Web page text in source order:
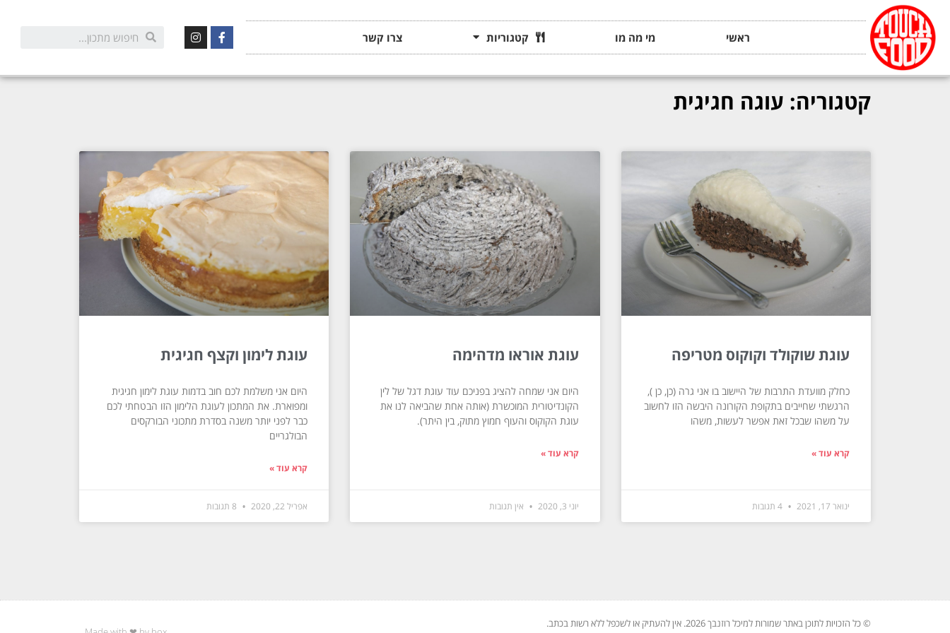
ראשי מי מה מו קטגוריות צרו קשר
קטגוריה: עוגה חגיגית
עוגת שוקולד וקוקוס מטריפה
כחלק מוועדת התרבות של היישוב בו אני גרה (כן, כן ),
הרגשתי שחייבים בתקופת הקורונה היבשה הזו לחשוב
על משהו שבכל זאת אפשר לעשות, משהו
קרא עוד »
ינואר 17, 2021
עוגת אוראו מדהימה
היום אני שמחה להציג בפניכם עוד עוגת דגל של לין
הקונדיטורית המוכשרת (אותה אחת שהביאה לנו את
עוגת הקוקוס והעוף חמוץ מתוק, בין היתר).
קרא עוד »
יוני 3, 2020 אין תגובות
עוגת לימון וקצף חגיגית
היום אני משלמת לכם חוב בדמות עוגת לימון חגיגית
ומפוארת. את המתכון לעוגת הלימון הזו הבטחתי לכם
כבר לפני יותר משנה בסדרת מתכוני הבורקסים
הבולגריים
קרא עוד »
אפריל 22, 2020
© כל הזכויות לתוכן באתר שמורות למיכל רוזנבך 2026. אין להעתיק או לשכפל ללא רשות בכתב.